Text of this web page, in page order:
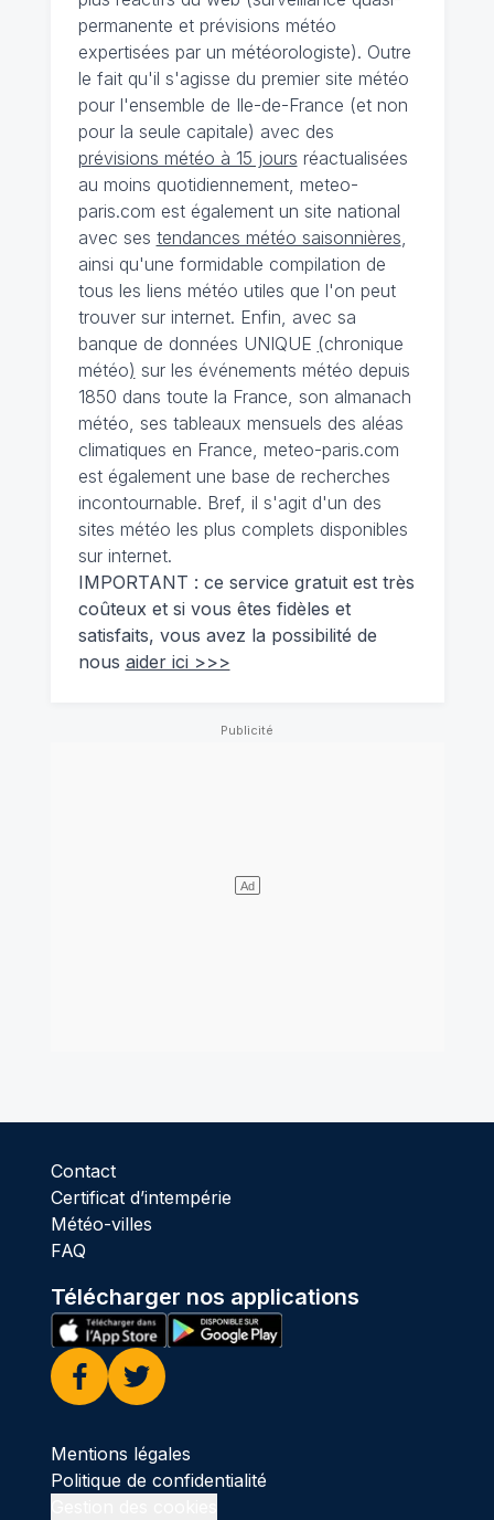
permanente et prévisions météo
expertisées par un météorologiste). Outre
le fait qu'il s'agisse du premier site météo
pour l'ensemble de Ile-de-France (et non
pour la seule capitale) avec des
prévisions météo à 15 jours réactualisées
au moins quotidiennement, meteo-
paris.com est également un site national
avec ses tendances météo saisonnières
ainsi qu'une formidable compilation de
tous les liens météo utiles que l'on peut
trouver sur internet. Enfin, avec sa
banque de données UNIQUE (chronique
météo) sur les événements météo depuis
1850 dans toute la France, son almanach
météo, ses tableaux mensuels des aléas
climatiques en France, meteo-paris.com
est également une base de recherches
incontournable. Bref, il s'agit d'un des
sites météo les plus complets disponibles
sur internet.
IMPORTANT : ce service gratuit est très
coûteux et si vous êtes fidèles et
satisfaits, vous avez la possibilité de
nous aider ici >>>
Contact
Certificat d’intempérie
Météo-villes
FAQ
Télécharger nos applications
Facebook
Twitter
Mentions légales
Politique de confidentialité